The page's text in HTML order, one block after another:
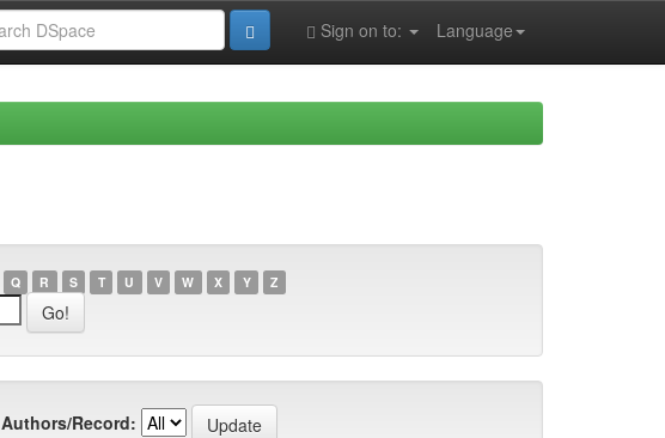
Language
Sign on to:
Q R S T U V W X Y Z
Authors/Record: